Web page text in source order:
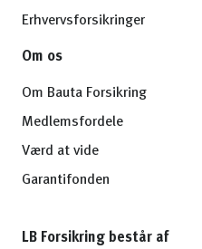
Erhvervsforsikringer
Om os
Om Bauta Forsikring
Medlemsfordele
Værd at vide
Garantifonden
LB Forsikring består af